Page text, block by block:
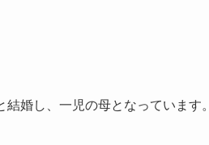
婚し、一児の母となっています。